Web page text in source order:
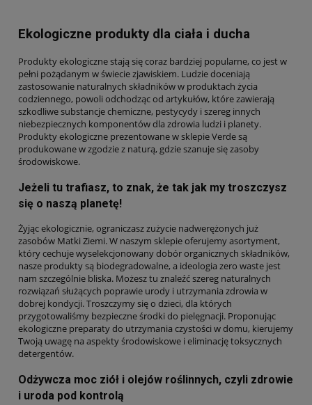
Ekologiczne produkty dla ciała i ducha
Produkty ekologiczne stają się coraz bardziej popularne, co jest w
pełni pożądanym w świecie zjawiskiem. Ludzie doceniają
zastosowanie naturalnych składników w produktach życia
codziennego, powoli odchodząc od artykułów, które zawierają
szkodliwe substancje chemiczne, pestycydy i szereg innych
niebezpiecznych komponentów dla zdrowia ludzi i planety.
Produkty ekologiczne prezentowane w sklepie Verde są
produkowane w zgodzie z naturą, gdzie szanuje się zasoby
środowiskowe.
Jeżeli tu trafiasz, to znak, że tak jak my troszczysz
się o naszą planetę!
Żyjąc ekologicznie, ograniczasz zużycie nadwerężonych już
zasobów Matki Ziemi. W naszym sklepie oferujemy asortyment,
który cechuje wyselekcjonowany dobór organicznych składników,
nasze produkty są biodegradowalne, a ideologia zero waste jest
nam szczególnie bliska. Możesz tu znaleźć szereg naturalnych
rozwiązań służących poprawie urody i utrzymania zdrowia w
dobrej kondycji. Troszczymy się o dzieci, dla których
przygotowaliśmy bezpieczne środki do pielęgnacji. Proponując
ekologiczne preparaty do utrzymania czystości w domu, kierujemy
Twoją uwagę na aspekty środowiskowe i eliminację toksycznych
detergentów.
Odżywcza moc ziół i olejów roślinnych, czyli zdrowie
i uroda pod kontrolą